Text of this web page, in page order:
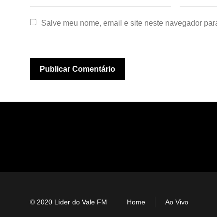
Salve meu nome, email e site neste navegador
© 2020 Líder do Vale FM Home Ao Vivo